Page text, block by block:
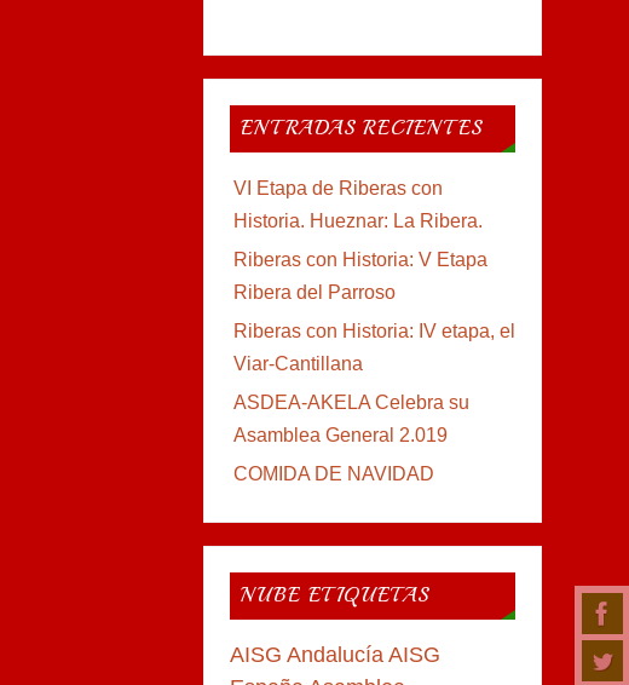
ENTRADAS RECIENTES
VI Etapa de Riberas con
Historia. Hueznar: La Ribera.
Riberas con Historia: V Etapa
Ribera del Parroso
Riberas con Historia: IV etapa, el
Viar-Cantillana
ASDEA-AKELA Celebra su
Asamblea General 2.019
COMIDA DE NAVIDAD
NUBE ETIQUETAS
AISG Andalucía AISG